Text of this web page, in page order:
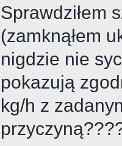
Sprawdziłem
(zamknąłem
nigdzie nie
pokazują
kg/h z